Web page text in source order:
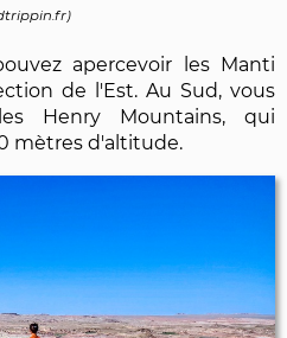
apercevoir les Manti
de l'Est. Au Sud, vous
Henry Mountains, qui
mètres d'altitude.